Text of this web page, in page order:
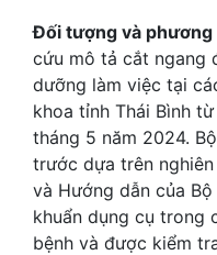
Đối tượng và phương
cứu mô tả cắt ngang
dưỡng làm việc tại
khoa tỉnh Thái Bình
tháng 5 năm 2024.
trước dựa trên
và Hướng dẫn của
khuẩn dụng cụ trong
bệnh và được kiểm